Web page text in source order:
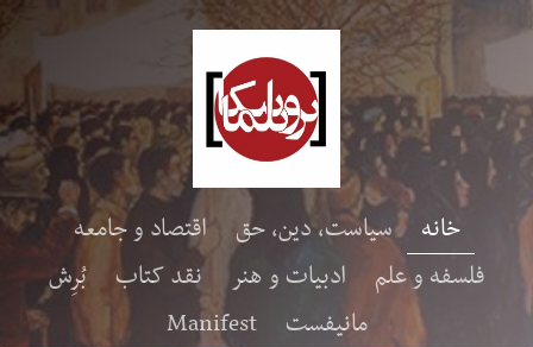
خانه سیاست، دین، حق
اقتصاد و جامعه
فلسفه و علم
ادبیات و هنر نقد کتاب
بُرِش
مانیفست
Manifest